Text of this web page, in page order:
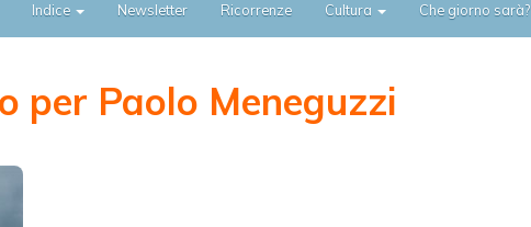
Indice Newsletter Ricorrenze Cultura Che giorno sarà?
per Paolo Meneguzzi